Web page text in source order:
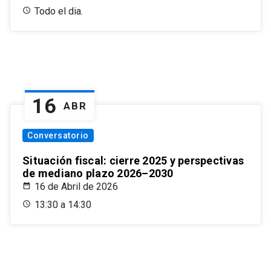
Todo el dia.
16 ABR
Conversatorio
Situación fiscal: cierre 2025 y perspectivas
de mediano plazo 2026–2030
16 de Abril de 2026
13:30 a 14:30